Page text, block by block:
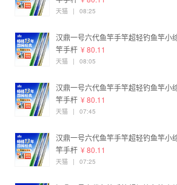
天猫 | 08:25
汉鼎一号六代鱼竿手竿超轻钓鱼竿小
竿手杆 ¥ 80.11
天猫 | 08:05
汉鼎一号六代鱼竿手竿超轻钓鱼竿小
竿手杆 ¥ 80.11
天猫 | 07:45
汉鼎一号六代鱼竿手竿超轻钓鱼竿小
竿手杆 ¥ 80.11
天猫 | 07:25